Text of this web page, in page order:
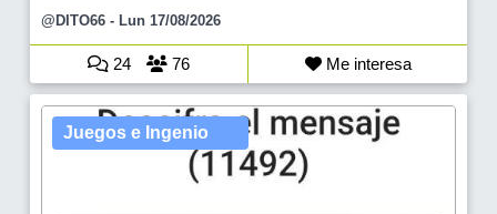
@DITO66 - Lun 17/08/2026
24 76 Me interesa
Juegos e Ingenio